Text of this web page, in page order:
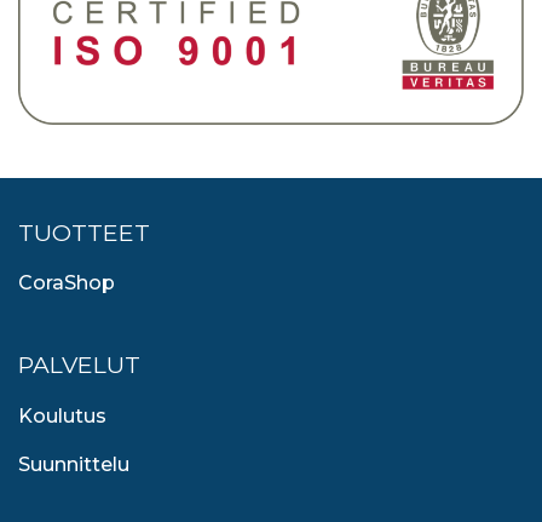
TUOTTEET
CoraShop
PALVELUT
Koulutus
Suunnittelu